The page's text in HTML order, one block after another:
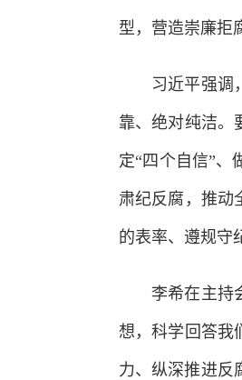
型，营造崇廉拒
习近平强调，
靠、绝对纯洁。
定“四个自信”、
肃纪反腐，推动
的表率、遵规守
李希在主持会
想，科学回答我
力、纵深推进反